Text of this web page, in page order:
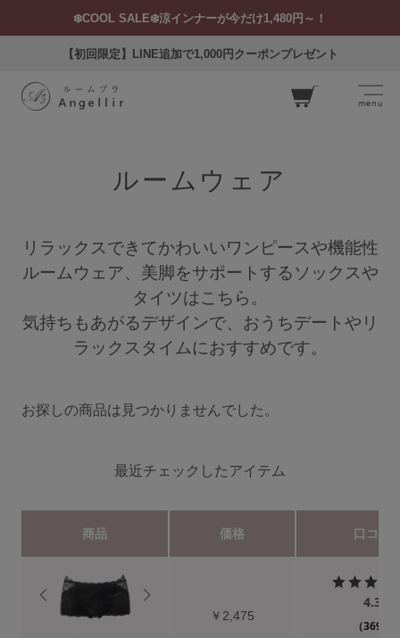
❄️COOL SALE❄️涼インナーが今だけ1,480円～！
【初回限定】LINE追加で1,000円クーポンプレゼント
menu
ログイン お気に入り 閲覧履歴
ナイトブラ／夜用ブラ
デイリーブラ／日中用ブラ
ノンワイヤーブラ
ルームウェア
リラックスできてかわいいワンピースや機能性
ルームウェア、美脚をサポートするソックスや
タイツはこちら。
気持ちもあがるデザインで、おうちデートやリ
ラックスタイムにおすすめです。
お探しの商品は見つかりませんでした。
最近チェックしたアイテム
商品 価格 口コミ
￥2,475
4.3
（369）